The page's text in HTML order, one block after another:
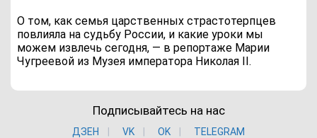
О том, как семья царственных страстотерпцев
повлияла на судьбу России, и какие уроки мы
можем извлечь сегодня, — в репортаже Марии
Чугреевой из Музея императора Николая II.
Подписывайтесь на нас
ДЗЕН VK ОK
TELEGRAM